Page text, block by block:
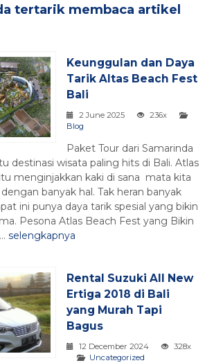
tertarik membaca artikel
Keunggulan dan Daya
Tarik Altas Beach Fest
Bali
2 June 2025
236x
Blog
Paket Tour dari Samarinda
destinasi wisata paling hits di Bali. Atlas
menginjakkan kaki di sana mata kita
banyak hal. Tak heran banyak
ini punya daya tarik spesial yang bikin
Pesona Atlas Beach Fest yang Bikin
selengkapnya
Rental Suzuki All New
Ertiga 2018 di Bali
yang Murah Tapi
Bagus
12 December 2024
328x
Uncategorized